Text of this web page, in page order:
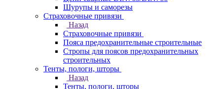
Шурупы и саморезы
Страховочные привязи
Назад
Страховочные привязи
Пояса предохранительные строительные
Стропы для поясов предохранительных
строительных
Тенты, пологи, шторы
Назад
Тенты, пологи, шторы